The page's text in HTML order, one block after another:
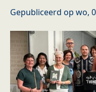
Gepubliceerd op wo,